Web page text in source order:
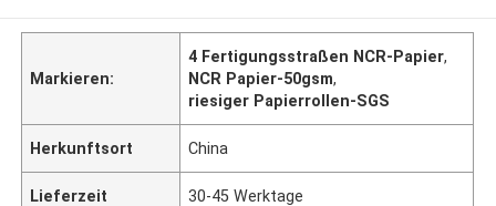
Markieren:
4 Fertigungsstraßen NCR-Papier,
NCR Papier-50gsm,
riesiger Papierrollen-SGS
Herkunftsort China
Lieferzeit 30-45 Werktage